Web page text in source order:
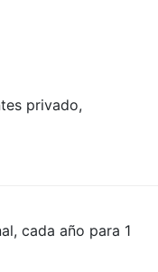
privado,
cada año para 1